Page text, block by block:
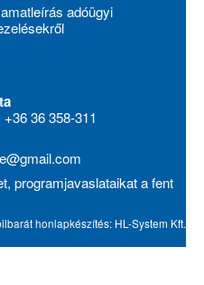
adóügyi
36 358-311
programjavaslataikat a fent
honlapkészítés: HL-System Kft.